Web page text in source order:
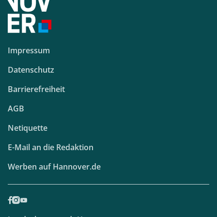
Impressum
Datenschutz
Barrierefreiheit
AGB
Netiquette
E-Mail an die Redaktion
Werben auf Hannover.de